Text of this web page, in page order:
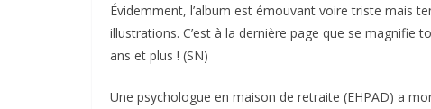
Évidemment, l’album est émouvant voire triste mais
illustrations. C’est à la dernière page que se
ans et plus ! (SN)
Une psychologue en maison de retraite (EHPAD) a